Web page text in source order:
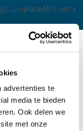
advertenties te
media te bieden
Ook delen we
met onze
is not a
is not a
is not a